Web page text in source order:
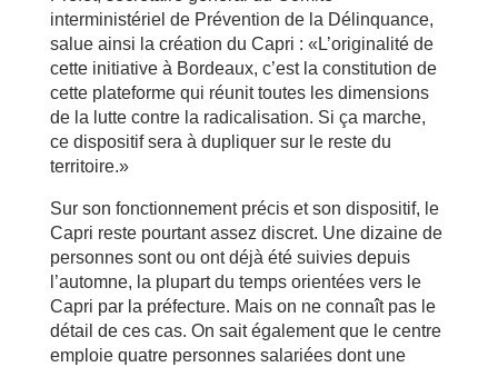
interministériel de Prévention de la Délinquance,
salue ainsi la création du Capri : «L’originalité de
cette initiative à Bordeaux, c’est la constitution de
cette plateforme qui réunit toutes les dimensions
de la lutte contre la radicalisation. Si ça marche,
ce dispositif sera à dupliquer sur le reste du
territoire.»
Sur son fonctionnement précis et son dispositif, le
Capri reste pourtant assez discret. Une dizaine de
personnes sont ou ont déjà été suivies depuis
l’automne, la plupart du temps orientées vers le
Capri par la préfecture. Mais on ne connaît pas le
détail de ces cas. On sait également que le centre
emploie quatre personnes salariées dont une